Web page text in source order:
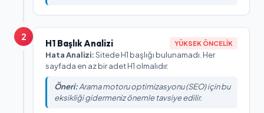
2
H1 Başlık Analizi YÜKSEK ÖNCELIK
Hata Analizi:Sitede H1 başlığı bulunamadı. Her
sayfada en az bir adet H1 olmalıdır.
Öneri:Arama motoru optimizasyonu (SEO) için bu
eksikliği gidermeniz önemle tavsiye edilir.